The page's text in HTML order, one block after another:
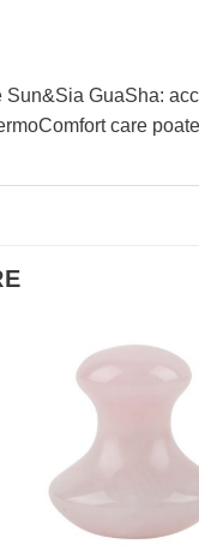
Sun&Sia GuaSha:
care